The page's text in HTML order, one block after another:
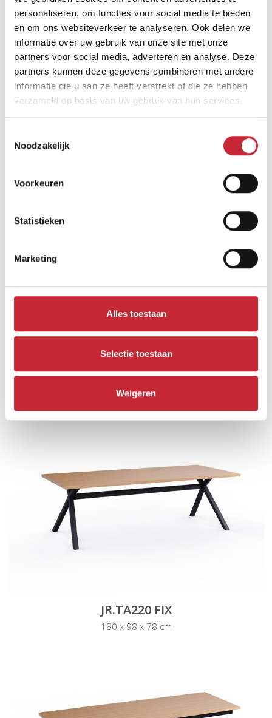
personaliseren, om functies voor social media te bieden
en om ons websiteverkeer te analyseren. Ook delen we
informatie over uw gebruik van onze site met onze
partners voor social media, adverteren en analyse. Deze
partners kunnen deze gegevens combineren met andere
informatie die u aan ze heeft verstrekt of die ze hebben
verzameld op basis van uw gebruik van hun services.
Noodzakelijk
Voorkeuren
Statistieken
Marketing
Alles toestaan
Selectie toestaan
Weigeren
Vind een dealer
JR.TA180 FIX
180 x 98 x 78 cm
JR.TA220 FIX
180 x 98 x 78 cm